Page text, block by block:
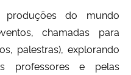
Humanos
do mundo
chamadas para
palestras), explorando
professores e pelas